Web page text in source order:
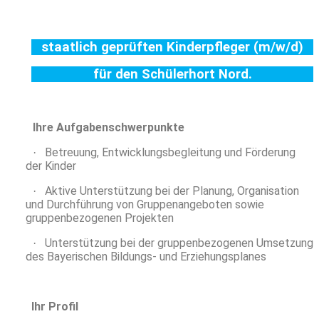
staatlich geprüften Kinderpfleger (m/w/d)
für den Schülerhort Nord.
Ihre Aufgabenschwerpunkte
·
Betreuung, Entwicklungsbegleitung und Förderung
der Kinder
·
Aktive Unterstützung bei der Planung, Organisation
und Durchführung von Gruppenangeboten sowie
gruppenbezogenen Projekten
·
Unterstützung bei der gruppenbezogenen Umsetzung
des Bayerischen Bildungs- und Erziehungsplanes
Ihr Profil